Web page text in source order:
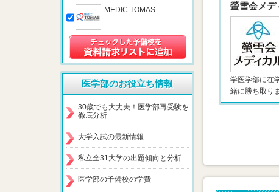
螢雪会メデ
学医学部に在
緒に勝ち取り
MEDIC TOMAS
医学部のお役立ち情報
30歳でも大丈夫！医学部再受験を
徹底分析
大学入試の最新情報
私立全31大学の出題傾向と分析
医学部の予備校の学費